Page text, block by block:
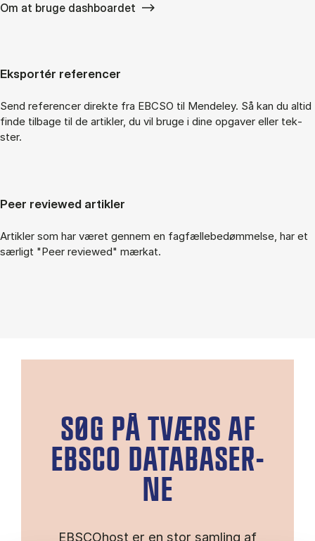
Om at bruge dashboardet
Eks­portér re­fe­ren­cer
Send re­fe­ren­cer di­rek­te fra EBCSO til Men­de­ley. Så kan du al­tid
fin­de til­ba­ge til de ar­tik­ler, du vil bru­ge i dine op­ga­ver el­ler tek­
ster.
Peer re­viewed ar­tik­ler
Ar­tik­ler som har væ­ret gen­nem en fag­fæl­lebe­døm­mel­se, har et
sær­ligt "Peer re­viewed" mær­kat.
SØG PÅ TVÆRS AF
EBS­CO DA­TA­BA­SER­
NE
EBSCOhost er en stor samling af